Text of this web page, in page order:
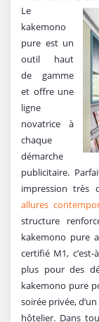
Le
kakemono
pure est un
outil haut
de gamme
et offre une
ligne
novatrice à
chaque
démarche
publicitaire.
impression très
allures
structure
kakemono pure
certifié M1,
plus pour des
kakemono pure
soirée privée,
hôtelier. Dans